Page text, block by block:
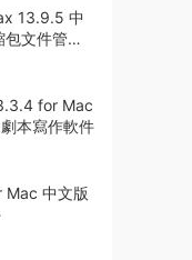
13.9.5 中
文件管理
for Mac
本寫作軟件
Mac 中文版